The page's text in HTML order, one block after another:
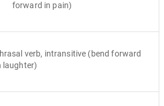
forward in pain)
verb, intransitive (bend forward
laughter)